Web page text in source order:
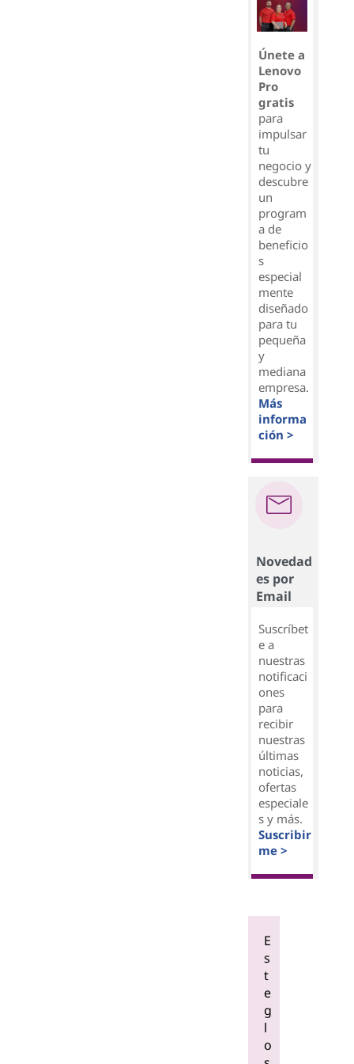
Únete a
Lenovo
Pro
gratis
para
impulsar
tu
negocio y
descubre
un
program
a de
beneficio
s
especial
mente
diseñado
para tu
pequeña
y
mediana
empresa.
Más
informa
ción >
Novedad
es por
Email
Suscríbet
e a
nuestras
notificaci
ones
para
recibir
nuestras
últimas
noticias,
ofertas
especiale
s y más.
Suscribir
me >
E
s
t
e
g
l
o